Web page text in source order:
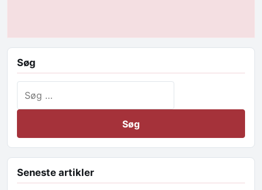
Søg
Seneste artikler